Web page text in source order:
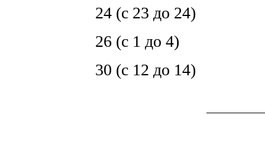
24 (c 23 до 24)
26 (с 1 до 4)
30 (с 12 до 14)